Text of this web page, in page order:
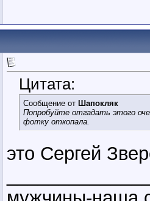
Цитата:
Сообщение от Шапокляк
Попробуйте отгадать этого
фотку откопала.
это Сергей